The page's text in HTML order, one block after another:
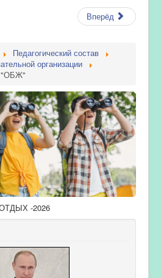
Вперёд
Педагогический состав
организации
"ОБЖ"
-2026